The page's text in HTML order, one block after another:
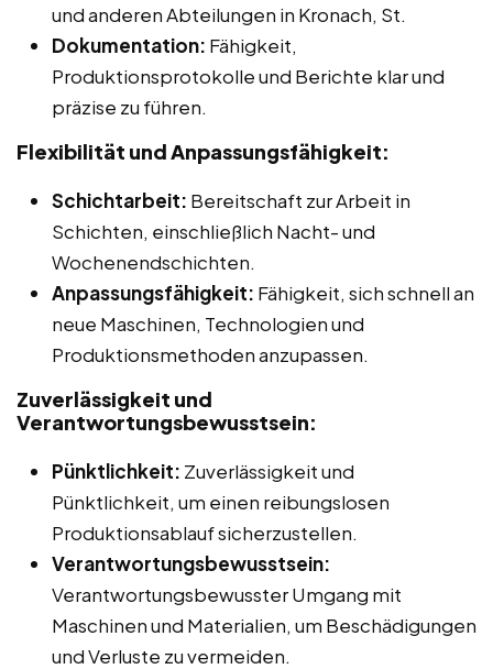
und anderen Abteilungen in Kronach, St.
Dokumentation: Fähigkeit,
Produktionsprotokolle und Berichte klar und
präzise zu führen.
Flexibilität und Anpassungsfähigkeit:
Schichtarbeit: Bereitschaft zur Arbeit in
Schichten, einschließlich Nacht- und
Wochenendschichten.
Anpassungsfähigkeit: Fähigkeit, sich schnell an
neue Maschinen, Technologien und
Produktionsmethoden anzupassen.
Zuverlässigkeit und
Verantwortungsbewusstsein:
Pünktlichkeit: Zuverlässigkeit und
Pünktlichkeit, um einen reibungslosen
Produktionsablauf sicherzustellen.
Verantwortungsbewusstsein:
Verantwortungsbewusster Umgang mit
Maschinen und Materialien, um Beschädigungen
und Verluste zu vermeiden.